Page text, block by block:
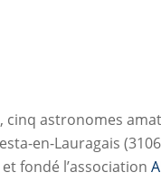
cinq astronomes
en-Lauragais
fondé l’association